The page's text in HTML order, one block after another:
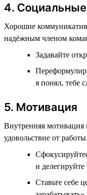
4.
Хорошие
надёжным членом
Задавайте
я понял, тебе
5. Мотивация
Внутренняя мотивация
удовольствие от работы.
и
Ставьте себе